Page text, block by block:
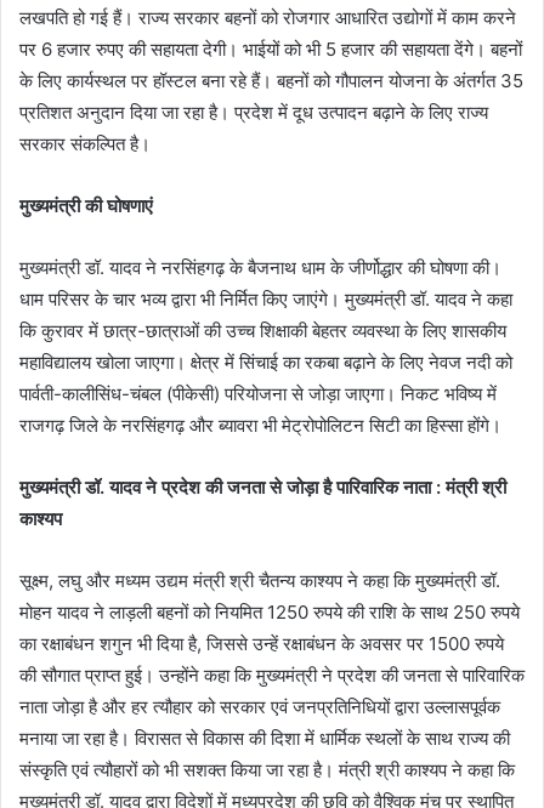
लखपति हो गई हैं। राज्य सरकार बहनों को रोजगार आधारित उद्योगों में काम करने
पर 6 हजार रुपए की सहायता देगी। भाईयों को भी 5 हजार की सहायता देंगे। बहनों
के लिए कार्यस्थल पर हॉस्टल बना रहे हैं। बहनों को गौपालन योजना के अंतर्गत 35
प्रतिशत अनुदान दिया जा रहा है। प्रदेश में दूध उत्पादन बढ़ाने के लिए राज्य
सरकार संकल्पित है।
मुख्यमंत्री की घोषणाएं
मुख्यमंत्री डॉ. यादव ने नरसिंहगढ़ के बैजनाथ धाम के जीर्णोद्धार की घोषणा की।
धाम परिसर के चार भव्य द्वारा भी निर्मित किए जाएंगे। मुख्यमंत्री डॉ. यादव ने कहा
कि कुरावर में छात्र-छात्राओं की उच्च शिक्षाकी बेहतर व्यवस्था के लिए शासकीय
महाविद्यालय खोला जाएगा। क्षेत्र में सिंचाई का रकबा बढ़ाने के लिए नेवज नदी को
पार्वती-कालीसिंध-चंबल (पीकेसी) परियोजना से जोड़ा जाएगा। निकट भविष्य में
राजगढ़ जिले के नरसिंहगढ़ और ब्यावरा भी मेट्रोपोलिटन सिटी का हिस्सा होंगे।
मुख्यमंत्री डॉ. यादव ने प्रदेश की जनता से जोड़ा है पारिवारिक नाता : मंत्री श्री
काश्यप
सूक्ष्म, लघु और मध्यम उद्यम मंत्री श्री चैतन्य काश्यप ने कहा कि मुख्यमंत्री डॉ.
मोहन यादव ने लाड़ली बहनों को नियमित 1250 रुपये की राशि के साथ 250 रुपये
का रक्षाबंधन शगुन भी दिया है, जिससे उन्हें रक्षाबंधन के अवसर पर 1500 रुपये
की सौगात प्राप्त हुई। उन्होंने कहा कि मुख्यमंत्री ने प्रदेश की जनता से पारिवारिक
नाता जोड़ा है और हर त्यौहार को सरकार एवं जनप्रतिनिधियों द्वारा उल्लासपूर्वक
मनाया जा रहा है। विरासत से विकास की दिशा में धार्मिक स्थलों के साथ राज्य की
संस्कृति एवं त्यौहारों को भी सशक्त किया जा रहा है। मंत्री श्री काश्यप ने कहा कि
मुख्यमंत्री डॉ. यादव द्वारा विदेशों में मध्यप्रदेश की छवि को वैश्विक मंच पर स्थापित